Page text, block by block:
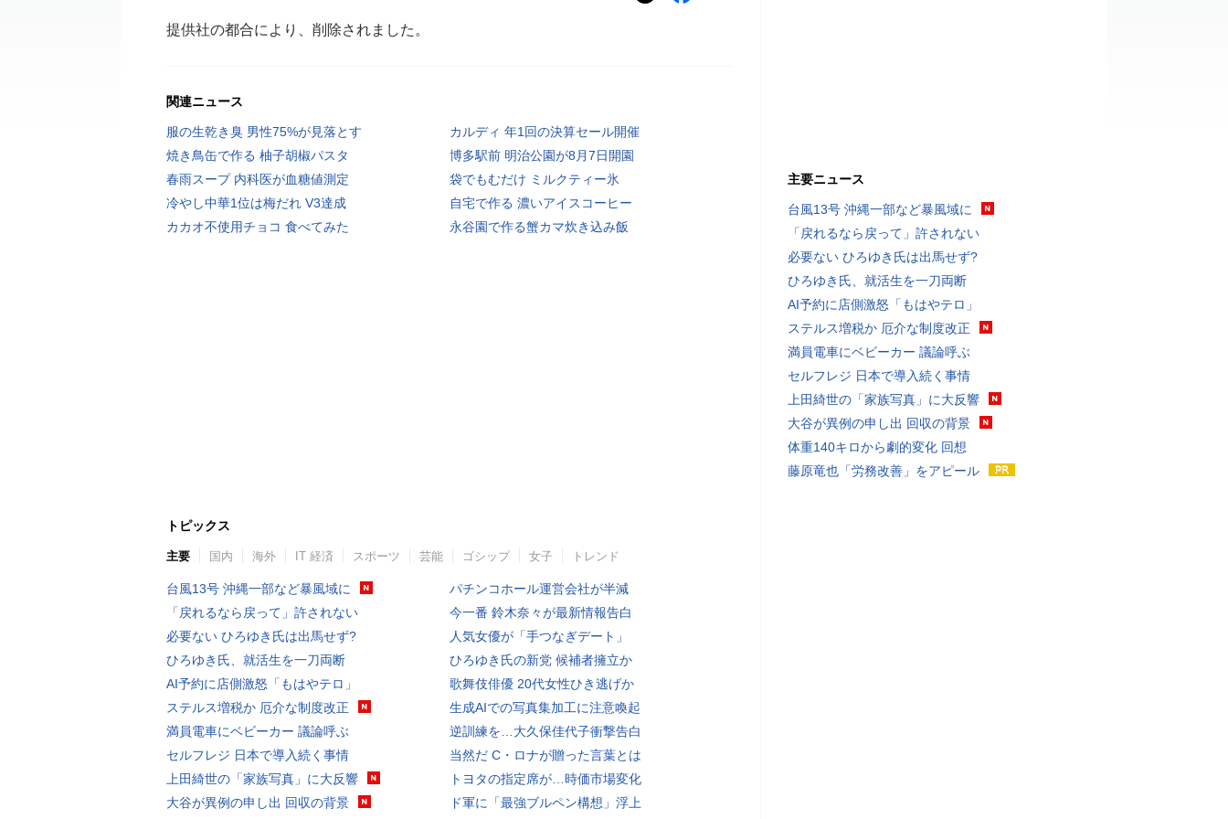
提供社の都合により、削除されました。
関連ニュース
服の生乾き臭 男性75%が見落とす
カルディ 年1回の決算セール開催
焼き鳥缶で作る 柚子胡椒パスタ
博多駅前 明治公園が8月7日開園
春雨スープ 内科医が血糖値測定
袋でもむだけ ミルクティー氷
冷やし中華1位は梅だれ V3達成
自宅で作る 濃いアイスコーヒー
カカオ不使用チョコ 食べてみた
永谷園で作る蟹カマ炊き込み飯
トピックス
主要 国内 海外 IT 経済 スポーツ 芸能 ゴシップ 女子 トレンド
台風13号 沖縄一部など暴風域に
「戻れるなら戻って」許されない
必要ない ひろゆき氏は出馬せず?
ひろゆき氏、就活生を一刀両断
AI予約に店側激怒「もはやテロ」
ステルス増税か 厄介な制度改正
満員電車にベビーカー 議論呼ぶ
セルフレジ 日本で導入続く事情
上田綺世の「家族写真」に大反響
大谷が異例の申し出 回収の背景
パチンコホール運営会社が半減
今一番 鈴木奈々が最新情報告白
人気女優が「手つなぎデート」
ひろゆき氏の新党 候補者擁立か
歌舞伎俳優 20代女性ひき逃げか
生成AIでの写真集加工に注意喚起
逆訓練を…大久保佳代子衝撃告白
当然だ C・ロナが贈った言葉とは
トヨタの指定席が…時価市場変化
ド軍に「最強ブルペン構想」浮上
主要ニュース
台風13号 沖縄一部など暴風域に
「戻れるなら戻って」許されない
必要ない ひろゆき氏は出馬せず?
ひろゆき氏、就活生を一刀両断
AI予約に店側激怒「もはやテロ」
ステルス増税か 厄介な制度改正
満員電車にベビーカー 議論呼ぶ
セルフレジ 日本で導入続く事情
上田綺世の「家族写真」に大反響
大谷が異例の申し出 回収の背景
体重140キロから劇的変化 回想
藤原竜也「労務改善」をアピール